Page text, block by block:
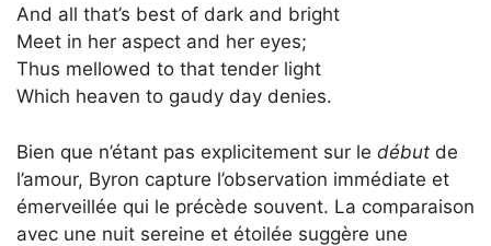
And all that’s best of dark and bright
Meet in her aspect and her eyes;
Thus mellowed to that tender light
Which heaven to gaudy day denies.
Bien que n’étant pas explicitement sur le début de
l’amour, Byron capture l’observation immédiate et
émerveillée qui le précède souvent. La comparaison
avec une nuit sereine et étoilée suggère une